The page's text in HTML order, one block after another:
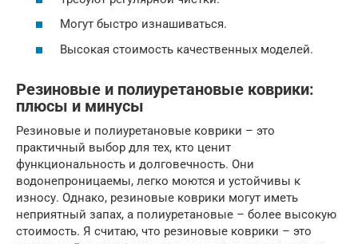
Могут быстро изнашиваться.
Высокая стоимость качественных моделей.
Резиновые и полиуретановые коврики:
плюсы и минусы
Резиновые и полиуретановые коврики – это
практичный выбор для тех, кто ценит
функциональность и долговечность. Они
водонепроницаемы, легко моются и устойчивы к
износу. Однако, резиновые коврики могут иметь
неприятный запах, а полиуретановые – более высокую
стоимость. Я считаю, что резиновые коврики – это